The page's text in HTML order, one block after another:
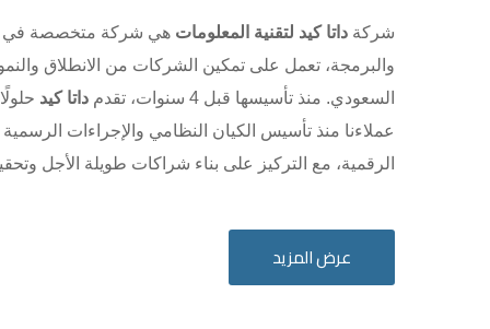
شركة داتا كيد لتقنية المعلومات هي شركة متخصصة في
والبرمجة، تعمل على تمكين الشركات من الانطلاق
السعودي. منذ تأسيسها قبل 4 سنوات، تقدم
داتا كيد
عملاءنا منذ تأسيس الكيان النظامي والإجراءات
الرقمية، مع التركيز على بناء شراكات طويلة الأجل
عرض المزيد